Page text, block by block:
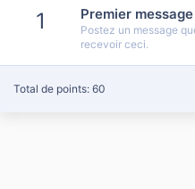
1 Premier message
Postez un message
recevoir ceci.
Total de points: 60